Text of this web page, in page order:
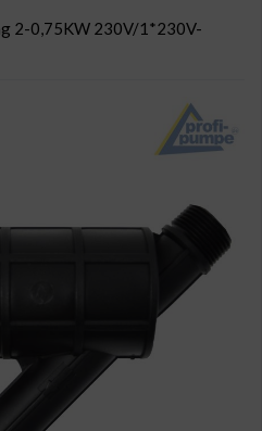
2-0,75KW 230V/1*230V-